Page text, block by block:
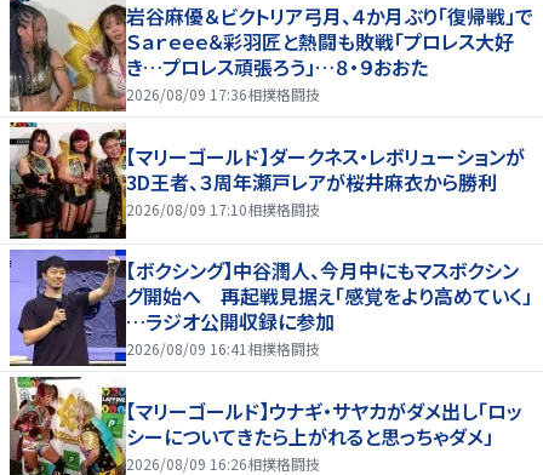
岩谷麻優＆ビクトリア弓月、４か月ぶり「復帰戦」で
Ｓａｒｅｅｅ＆彩羽匠と熱闘も敗戦「プロレス大好
き…プロレス頑張ろう」…８・９おおた
2026/08/09 17:36相撲格闘技
【マリーゴールド】ダークネス・レボリューションが
3D王者、３周年瀬戸レアが桜井麻衣から勝利
2026/08/09 17:10相撲格闘技
【ボクシング】中谷潤人、今月中にもマスボクシン
グ開始へ 再起戦見据え「感覚をより高めていく」
…ラジオ公開収録に参加
2026/08/09 16:41 相撲格闘技
【マリーゴールド】ウナギ・サヤカがダメ出し「ロッ
シーについてきたら上がれると思っちゃダメ」
2026/08/09 16:26相撲格闘技